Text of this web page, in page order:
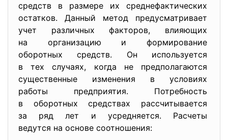
средств в размере их среднефактических
остатков. Данный метод предусматривает
учет различных факторов, влияющих
на организацию и формирование
оборотных средств. Он используется
в тех случаях, когда не предполагаются
существенные изменения в условиях
работы предприятия. Потребность
в оборотных средствах рассчитывается
за ряд лет и усредняется. Расчеты
ведутся на основе соотношения: